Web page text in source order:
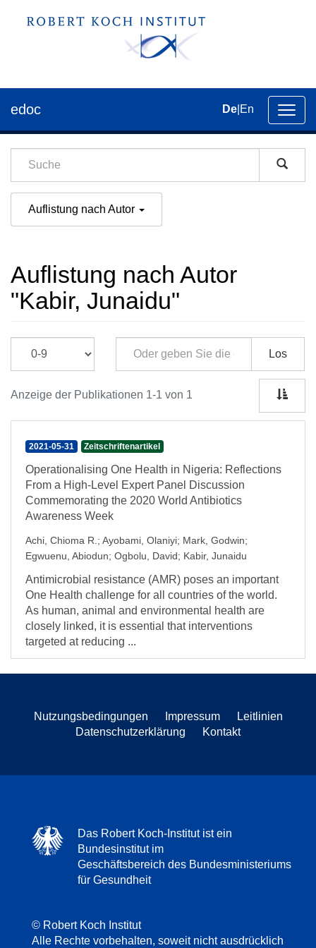
der
edoc De En
Auflistung nach Autor
Auflistung nach Autor
"Kabir, Junaidu"
Los
Anzeige der Publikationen 1-1 von 1
2021-05-31 Zeitschriftenartikel
Operationalising One Health in Nigeria: Reflections
From a High-Level Expert Panel Discussion
Commemorating the 2020 World Antibiotics
Awareness Week
Achi, Chioma R. ; Ayobami, Olaniyi; Mark, Godwin;
Egwuenu, Abiodun; Ogbolu, David; Kabir, Junaidu
Antimicrobial resistance (AMR) poses an important
One Health challenge for all countries of the world.
As human, animal and environmental health are
closely linked, it is essential that interventions
targeted at reducing ...
Nutzungsbedingungen Impressum
Leitlinien
Datenschutzerklärung
Kontakt
Das Robert Koch-Institut ist ein
Bundesinstitut im
Geschäftsbereich des Bundesministeriums
für Gesundheit
© Robert Koch Institut
Alle Rechte vorbehalten, soweit nicht ausdrücklich